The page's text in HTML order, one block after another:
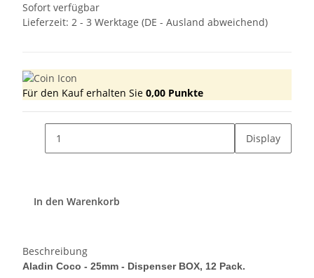
Sofort verfügbar
Lieferzeit: 2 - 3 Werktage (DE - Ausland abweichend)
Für den Kauf erhalten Sie 0,00 Punkte
Display
In den Warenkorb
Beschreibung
Aladin Coco - 25mm - Dispenser BOX, 12 Pack.